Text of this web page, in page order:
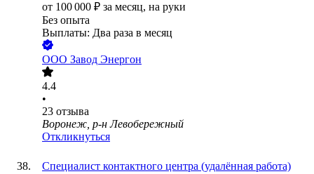
от 100 000 ₽ за месяц, на руки
Без опыта
Выплаты: Два раза в месяц
ООО Завод Энергон
4.4
•
23 отзыва
Воронеж, р-н Левобережный
Откликнуться
Специалист контактного центра (удалённая работа)